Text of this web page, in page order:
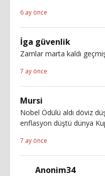
6 ay önce
İga güvenlik
Zamlar marta kaldı
7 ay önce
Mursi
Nobel Ödülü aldı döviz
enflasyon düştü dünya
7 ay önce
Anonim34